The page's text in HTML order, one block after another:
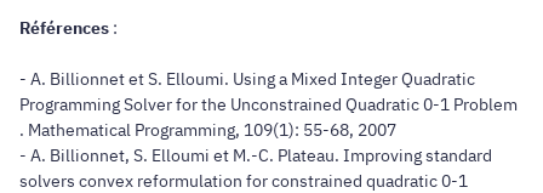
Références :
- A. Billionnet et S. Elloumi. Using a Mixed Integer Quadratic
Programming Solver for the Unconstrained Quadratic 0-1 Problem
. Mathematical Programming, 109(1): 55-68, 2007
- A. Billionnet, S. Elloumi et M.-C. Plateau. Improving standard
solvers convex reformulation for constrained quadratic 0-1